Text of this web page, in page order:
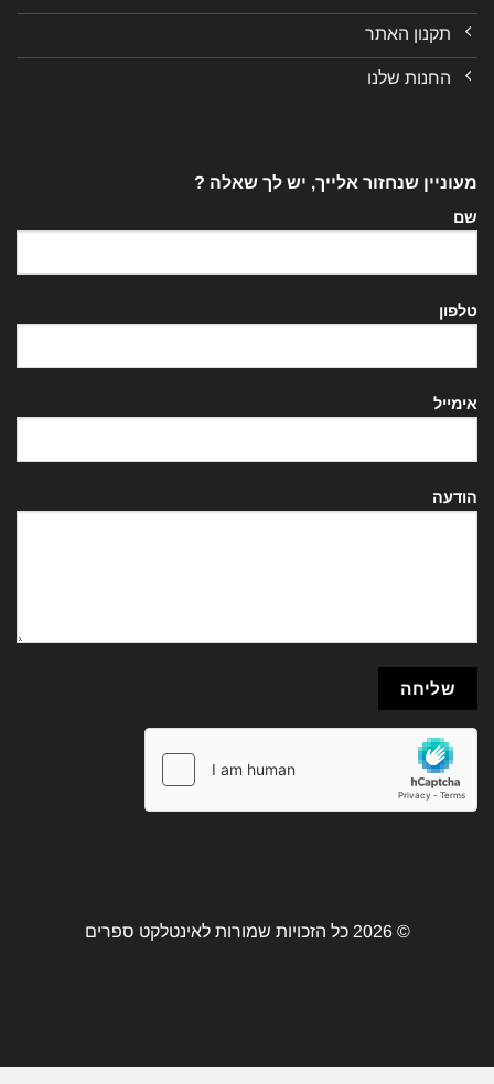
תקנון האתר
החנות שלנו
מעוניין שנחזור אלייך, יש לך שאלה ?
שם
טלפון
אימייל
הודעה
© 2026 כל הזכויות שמורות לאינטלקט ספרים